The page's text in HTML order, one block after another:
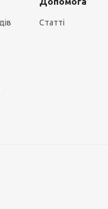
Статті